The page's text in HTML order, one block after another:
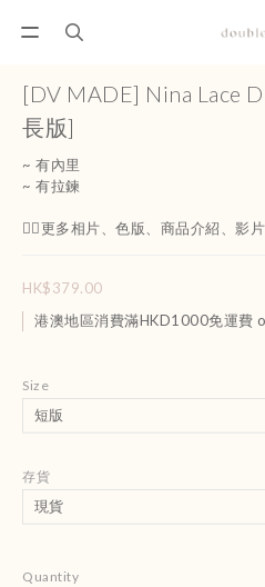
[DV MADE] Nina Lace
長版]
~ 有內里
~ 有拉鍊
👇🏻更多相片、色版、商品介紹、影片
HK$379.00
港澳地區消費滿HKD1000免運費
Size
存貨
Quantity